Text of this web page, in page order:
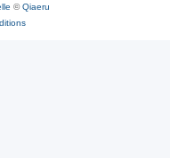
©Qiaeru